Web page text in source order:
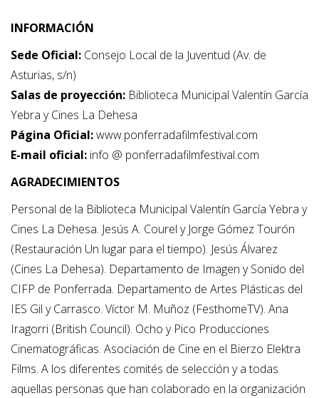
INFORMACIÓN
Sede Oficial: Consejo Local de la Juventud (Av. de
Asturias, s/n)
Salas de proyección: Biblioteca Municipal Valentín García
Yebra y Cines La Dehesa
Página Oficial:www.ponferradafilmfestival.com
E-mail oficial: info @ ponferradafilmfestival.com
AGRADECIMIENTOS
Personal de la Biblioteca Municipal Valentín García Yebra y
Cines La Dehesa. Jesús A. Courel y Jorge Gómez Tourón
(Restauración Un lugar para el tiempo). Jesús Álvarez
(Cines La Dehesa). Departamento de Imagen y Sonido del
CIFP de Ponferrada. Departamento de Artes Plásticas del
IES Gil y Carrasco. Víctor M. Muñoz (FesthomeTV). Ana
Iragorri (British Council). Ocho y Pico Producciones
Cinematográficas. Asociación de Cine en el Bierzo Elektra
Films. A los diferentes comités de selección y a todas
aquellas personas que han colaborado en la organización